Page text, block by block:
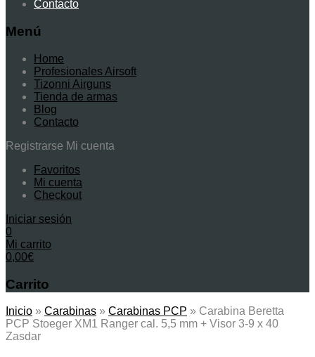
Contacto
Menú
Home
Profesionales Airsoft
Tizonni Airguns
Tienda de armas
Blog
Contacto
Registrarse Mi cuenta
Favoritos
Mi cuenta
Checkout
Iniciar sesión
0
Mi carrito
0,00€
Carrito
Inicio » Carabinas » Carabinas PCP » Carabina Beretta
PCP Stoeger XM1 Ranger cal. 5,5 mm + Visor 3-9 x 40
Zasdar